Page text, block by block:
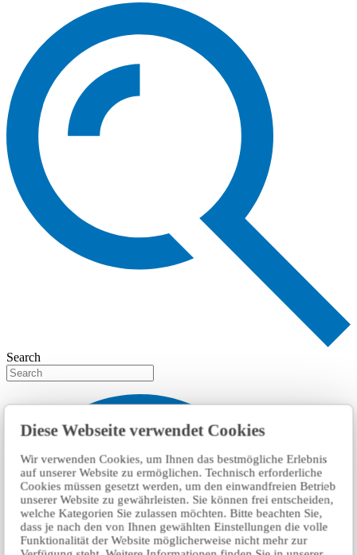
Diese Webseite verwendet Cookies
Wir verwenden Cookies, um Ihnen das bestmögliche Erlebnis
auf unserer Website zu ermöglichen. Technisch erforderliche
Cookies müssen gesetzt werden, um den einwandfreien Betrieb
unserer Website zu gewährleisten. Sie können frei entscheiden,
welche Kategorien Sie zulassen möchten. Bitte beachten Sie,
dass je nach den von Ihnen gewählten Einstellungen die volle
Funktionalität der Website möglicherweise nicht mehr zur
Search